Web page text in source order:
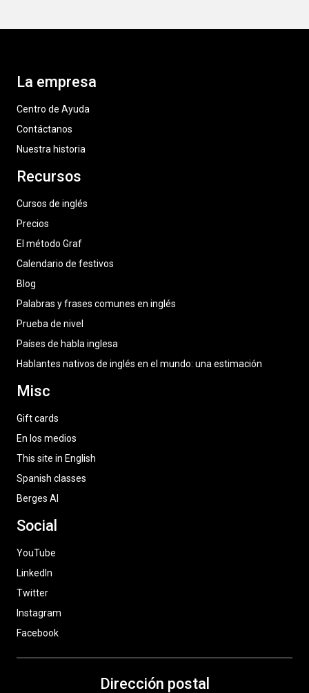
La empresa
Centro de Ayuda
Contáctanos
Nuestra historia
Recursos
Cursos de inglés
Precios
El método Graf
Calendario de festivos
Blog
Palabras y frases comunes en inglés
Prueba de nivel
Países de habla inglesa
Hablantes nativos de inglés en el mundo: una estimación
Misc
Gift cards
En los medios
This site in English
Spanish classes
Berges AI
Social
YouTube
LinkedIn
Twitter
Instagram
Facebook
Dirección postal